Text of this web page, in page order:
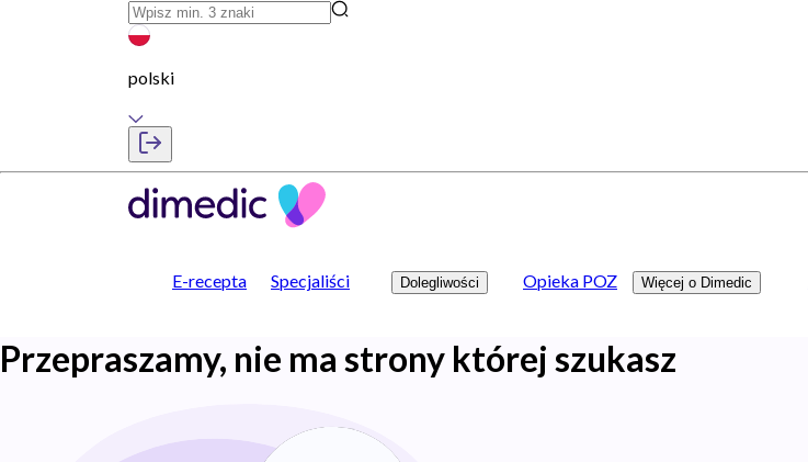
polski
E-recepta Specjaliści Dolegliwości Opieka POZ Więcej o Dimedic
Przepraszamy, nie ma strony której szukasz